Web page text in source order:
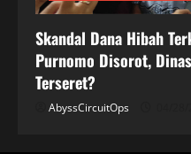
Skandal Dana Hibah
Purnomo Disorot,
Terseret?
AbyssCircuitOps